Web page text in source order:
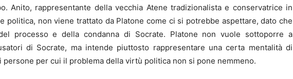
Anito, rappresentante della vecchia Atene tradizionalista e conservatrice in
politica, non viene trattato da Platone come ci si potrebbe aspettare, dato che
processo e della condanna di Socrate. Platone non vuole sottoporre a
di Socrate, ma intende piuttosto rappresentare una certa mentalità di
persone per cui il problema della virtù politica non si pone nemmeno.